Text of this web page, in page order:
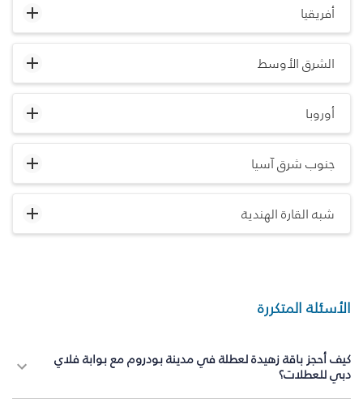
أفريقيا
الشرق الأوسط
أوروبا
جنوب شرق آسيا
شبه القارة الهندية
الأسئلة المتكررة
كيف أحجز باقة زهيدة لعطلة في مدينة بودروم مع بوابة فلاي
دبي للعطلات؟